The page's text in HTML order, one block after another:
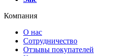
Компания
О нас
Сотрудничество
Отзывы покупателей